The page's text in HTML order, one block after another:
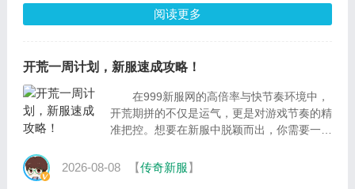
阅读更多
开荒一周计划，新服速成攻略！
在999新服网的高倍率与快节奏环境中，
开荒期拼的不仅是运气，更是对游戏节奏的精
准把控。想要在新服中脱颖而出，你需要一份
级节奏、...
2026-08-08 【传奇新服】